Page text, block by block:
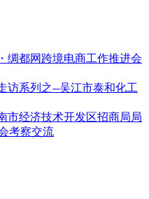
绸都网跨境电商工作推进会
访系列之--吴江市泰和化工
市经济技术开发区招商局局
考察交流